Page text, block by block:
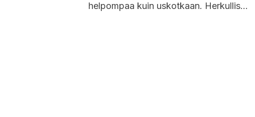
helpompaa kuin uskotkaan. Herkulliset